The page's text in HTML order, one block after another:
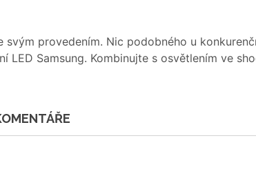
provedením. Nic podobného u
Samsung. Kombinujte s osvětlením ve